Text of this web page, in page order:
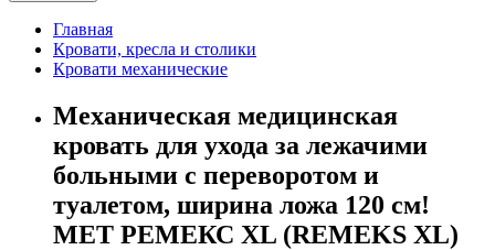
Главная
Кровати, кресла и столики
Кровати механические
Механическая медицинская
кровать для ухода за лежачими
больными с переворотом и
туалетом, ширина ложа 120 см!
MET РЕМЕКС XL (REMEKS XL)